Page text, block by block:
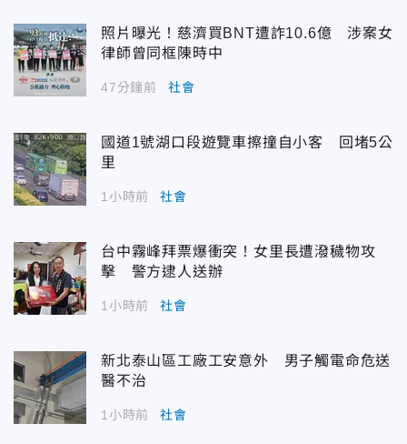
照片曝光！慈濟買BNT遭詐10.6億 涉案女
律師曾同框陳時中
47分鐘前 社會
國道1號湖口段遊覽車擦撞自小客 回堵5公
里
1小時前 社會
台中霧峰拜票爆衝突！女里長遭潑穢物攻
擊 警方逮人送辦
1小時前 社會
新北泰山區工廠工安意外 男子觸電命危送
醫不治
1小時前 社會